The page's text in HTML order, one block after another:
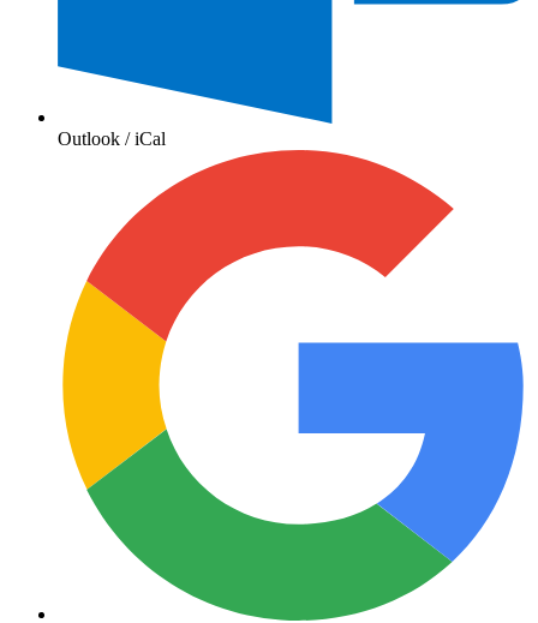
Outlook / iCal